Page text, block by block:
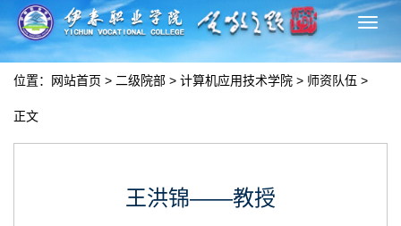
切
换
导
位置： 网站首页 > 二级院部 > 计算机应用技术学院 > 师资队伍 >
正文
王洪锦——教授